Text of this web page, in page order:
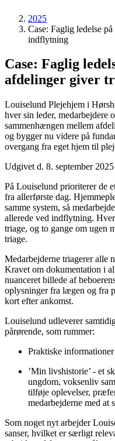
2025
Case: Faglig ledelse
indflytning
Case: Faglig
afdelinger giver
Louiselund Plejehjem i
hver sin leder, medarbejdere
sammenhængen mellem
og bygger nu videre på
overgang fra eget hjem til
Udgivet d. 8. september 2025
På Louiselund prioriterer de
fra allerførste dag.
samme system, så
allerede ved indflytning.
triage, og to gange om ugen
triage.
Medarbejderne triagerer alle
Kravet om dokumentation i
nuanceret billede af
oplysninger fra lægen og fra
kort efter ankomst.
Louiselund udleverer
pårørende, som rummer:
Praktiske
’Min livshistorie’ - et
ungdom, voksenliv
tilføje oplevelser,
medarbejderne med at
Som noget nyt arbejder
sanser, hvilket er særligt